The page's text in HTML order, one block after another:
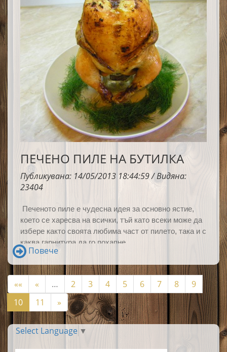
ПЕЧЕНО ПИЛЕ НА БУТИЛКА
Публикувана: 14/05/2013 18:44:59 / Видяна:
23404
Печеното пиле е чудесна идея за основно ястие,
което се харесва на всички, тъй като всеки може да
избере както своята любима част от пилето, така и с
каква гарнитура да го похапне.
Повече
«« « … 2 3 4 5 6 7 8
9
10
11 »
Select Language ▼